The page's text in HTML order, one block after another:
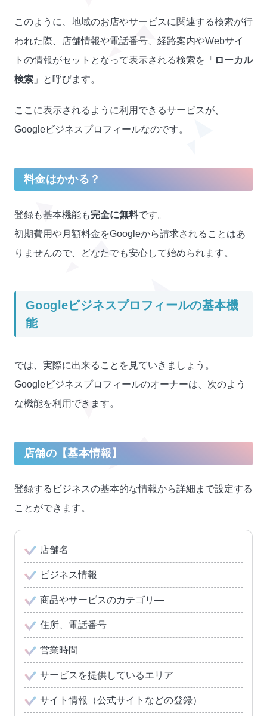
このように、地域のお店やサービスに関連する検索が行
われた際、店舗情報や電話番号、経路案内やWebサイ
トの情報がセットとなって表示される検索を「 ローカル
検索 」と呼びます。
ここに表示されるように利用できるサービスが、
Googleビジネスプロフィールなのです。
料金はかかる？
登録も基本機能も完全に無料です。
初期費用や月額料金をGoogleから請求されることはあ
りませんので、どなたでも安心して始められます。
Googleビジネスプロフィールの基本機
能
では、実際に出来ることを見ていきましょう。
Googleビジネスプロフィールのオーナーは、次のよう
な機能を利用できます。
店舗の【基本情報】
登録するビジネスの基本的な情報から詳細まで設定する
ことができます。
店舗名
ビジネス情報
商品やサービスのカテゴリ―
住所、電話番号
営業時間
サービスを提供しているエリア
サイト情報（公式サイトなどの登録）